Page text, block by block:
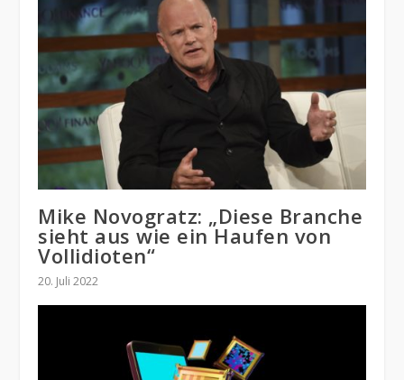
Mike Novogratz: „Diese Branche
sieht aus wie ein Haufen von
Vollidioten“
20. Juli 2022